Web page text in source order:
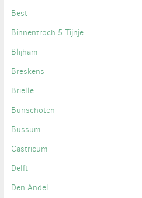
Best
Binnentroch 5 Tijnje
Blijham
Breskens
Brielle
Bunschoten
Bussum
Castricum
Delft
Den Andel